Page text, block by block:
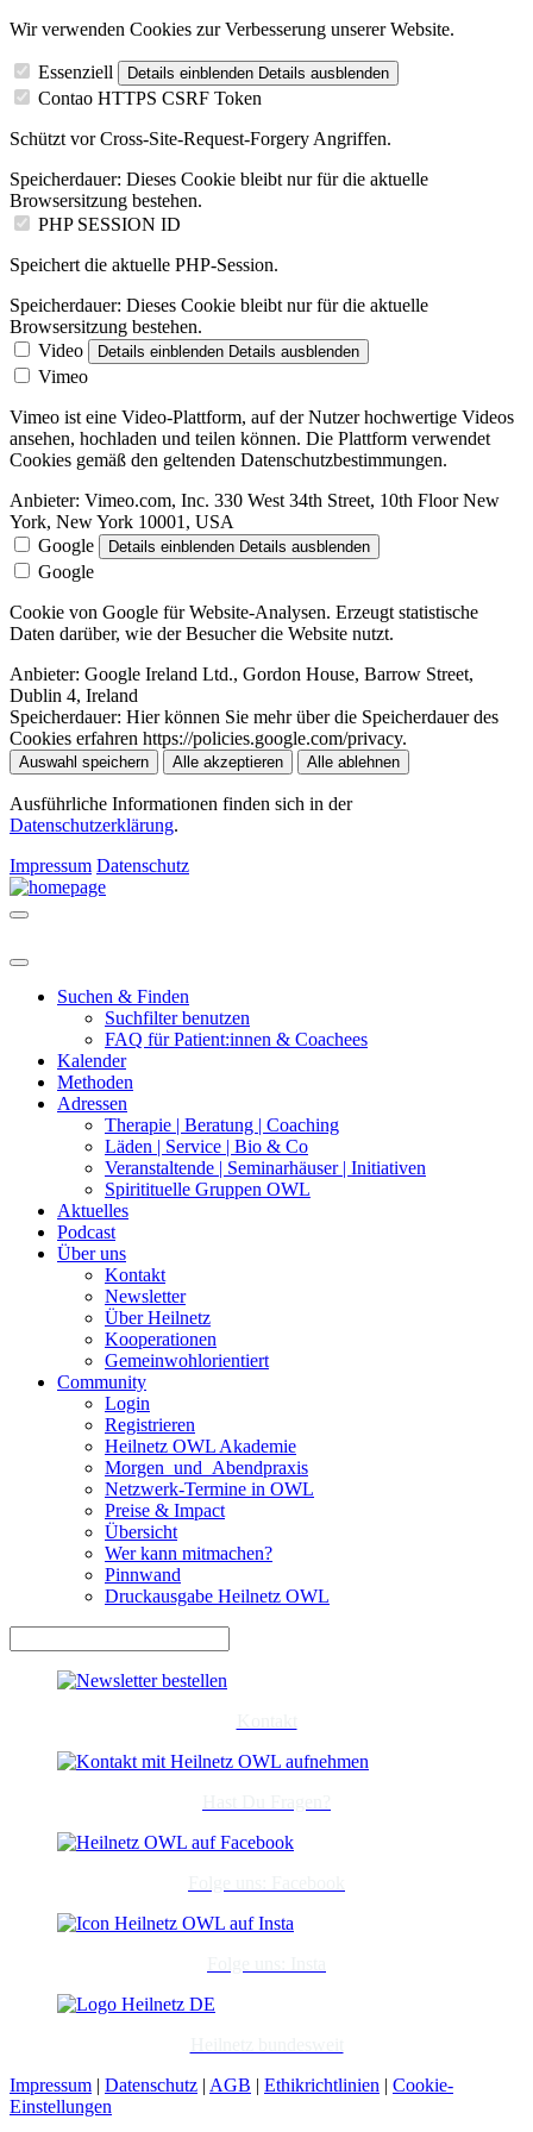
Wir verwenden Cookies zur Verbesserung unserer Website.
Essenziell Details einblenden Details ausblenden
Contao HTTPS CSRF Token
Schützt vor Cross-Site-Request-Forgery Angriffen.
Speicherdauer: Dieses Cookie bleibt nur für die aktuelle
Browsersitzung bestehen.
PHP SESSION ID
Speichert die aktuelle PHP-Session.
Speicherdauer: Dieses Cookie bleibt nur für die aktuelle
Browsersitzung bestehen.
Video
Details einblenden Details ausblenden
Vimeo
Vimeo ist eine Video-Plattform, auf der Nutzer hochwertige Videos
ansehen, hochladen und teilen können. Die Plattform verwendet
Cookies gemäß den geltenden Datenschutzbestimmungen.
Anbieter: Vimeo.com, Inc. 330 West 34th Street, 10th Floor New
York, New York 10001, USA
Google
Details einblenden Details ausblenden
Google
Cookie von Google für Website-Analysen. Erzeugt statistische
Daten darüber, wie der Besucher die Website nutzt.
Anbieter: Google Ireland Ltd., Gordon House, Barrow Street,
Dublin 4, Ireland
Speicherdauer: Hier können Sie mehr über die Speicherdauer des
Cookies erfahren https://policies.google.com/privacy.
Auswahl speichern Alle akzeptieren Alle ablehnen
Ausführliche Informationen finden sich in der
Datenschutzerklärung.
Impressum Datenschutz
Suchen & Finden
Suchfilter benutzen
FAQ für Patient:innen & Coachees
Kalender
Methoden
Adressen
Therapie | Beratung | Coaching
Läden | Service | Bio & Co
Veranstaltende | Seminarhäuser | Initiativen
Spiritituelle Gruppen OWL
Aktuelles
Podcast
Über uns
Kontakt
Newsletter
Über Heilnetz
Kooperationen
Gemeinwohlorientiert
Community
Login
Registrieren
Heilnetz OWL Akademie
Morgen_und_Abendpraxis
Netzwerk-Termine in OWL
Preise & Impact
Übersicht
Wer kann mitmachen?
Pinnwand
Druckausgabe Heilnetz OWL
Impressum | Datenschutz | AGB | Ethikrichtlinien | Cookie-
Einstellungen